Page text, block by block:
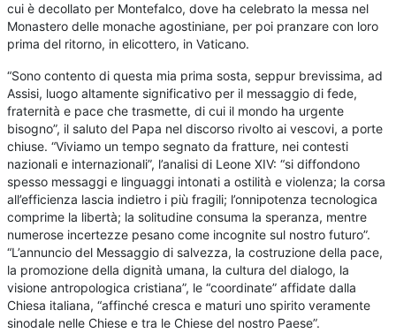
cui è decollato per Montefalco, dove ha celebrato la messa nel
Monastero delle monache agostiniane, per poi pranzare con loro
prima del ritorno, in elicottero, in Vaticano.
“Sono contento di questa mia prima sosta, seppur brevissima, ad
Assisi, luogo altamente significativo per il messaggio di fede,
fraternità e pace che trasmette, di cui il mondo ha urgente
bisogno”, il saluto del Papa nel discorso rivolto ai vescovi, a porte
chiuse. “Viviamo un tempo segnato da fratture, nei contesti
nazionali e internazionali”, l’analisi di Leone XIV: “si diffondono
spesso messaggi e linguaggi intonati a ostilità e violenza; la corsa
all’efficienza lascia indietro i più fragili; l’onnipotenza tecnologica
comprime la libertà; la solitudine consuma la speranza, mentre
numerose incertezze pesano come incognite sul nostro futuro”.
“L’annuncio del Messaggio di salvezza, la costruzione della pace,
la promozione della dignità umana, la cultura del dialogo, la
visione antropologica cristiana”, le “coordinate” affidate dalla
Chiesa italiana, “affinché cresca e maturi uno spirito veramente
sinodale nelle Chiese e tra le Chiese del nostro Paese”.